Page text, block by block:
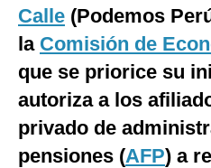
EEUU
México
España
Tecnología
Calle (Podemos
la Comisión de
que se priorice su
autoriza a los
privado de
pensiones (AFP) a